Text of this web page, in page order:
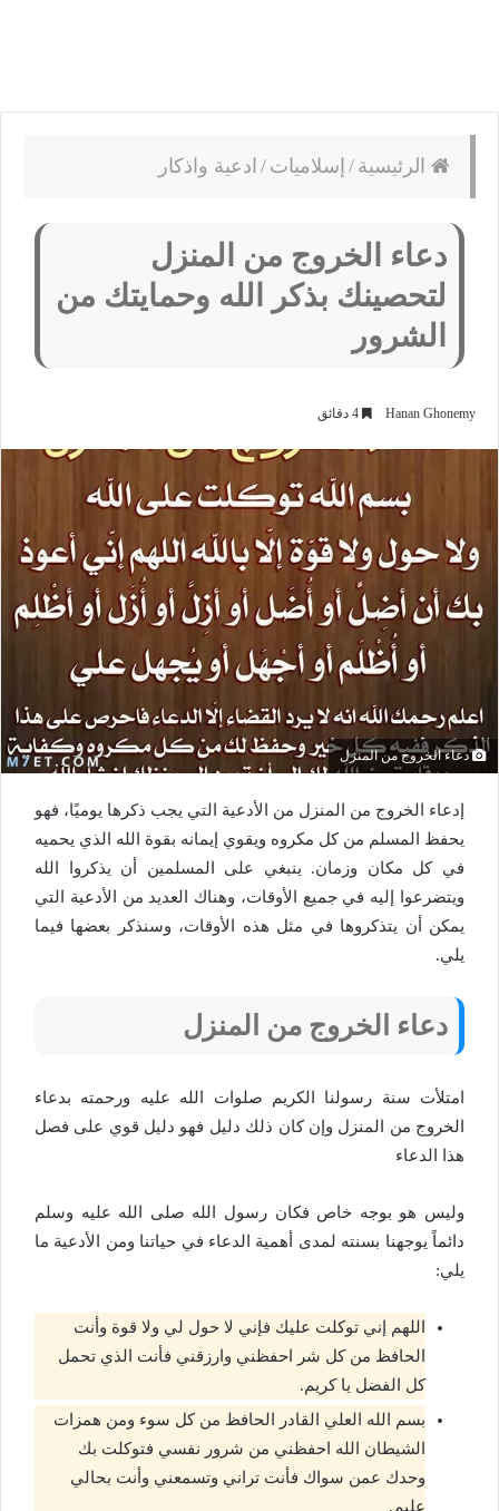
الرئيسية / إسلاميات / ادعية واذكار
دعاء الخروج من المنزل
لتحصينك بذكر الله وحمايتك من
الشرور
Hanan Ghonemy
دعاء الخروج من المنزل
إدعاء الخروج من المنزل من الأدعية التي يجب ذكرها يوميًا، فهو
يحفظ المسلم من كل مكروه ويقوي إيمانه بقوة الله الذي يحميه
في كل مكان وزمان. ينبغي على المسلمين أن يذكروا الله
ويتضرعوا إليه في جميع الأوقات، وهناك العديد من الأدعية التي
يمكن أن يتذكروها في مثل هذه الأوقات، وسنذكر بعضها فيما
يلي.
دعاء الخروج من المنزل
امتلأت سنة رسولنا الكريم صلوات الله عليه ورحمته بدعاء
الخروج من المنزل وإن كان ذلك دليل فهو دليل قوي على فصل
هذا الدعاء
وليس هو بوجه خاص فكان رسول الله صلى الله عليه وسلم
دائماً يوجهنا بسنته لمدى أهمية الدعاء في حياتنا ومن الأدعية ما
يلي:
اللهم إني توكلت عليك فإني لا حول لي ولا قوة وأنت
الحافظ من كل شر احفظني وارزقني فأنت الذي تحمل
كل الفضل يا كريم.
بسم الله العلي القادر الحافظ من كل سوء ومن همزات
الشيطان الله احفظني من شرور نفسي فتوكلت بك
وحدك عمن سواك فأنت تراني وتسمعني وأنت بحالي
عليم.